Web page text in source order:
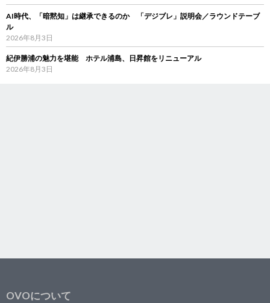
AI時代、「暗黙知」は継承できるのか 「デジブレ」説明会／ラウンドテーブ
ル
2026年8月3日
紀伊勝浦の魅力を堪能 ホテル浦島、日昇館をリニューアル
2026年8月3日
OVOについて